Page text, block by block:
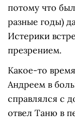
потому что
разные годы)
Истерики
презрением.
Какое-то
Андреем в
справлялся с
отвел Таню в